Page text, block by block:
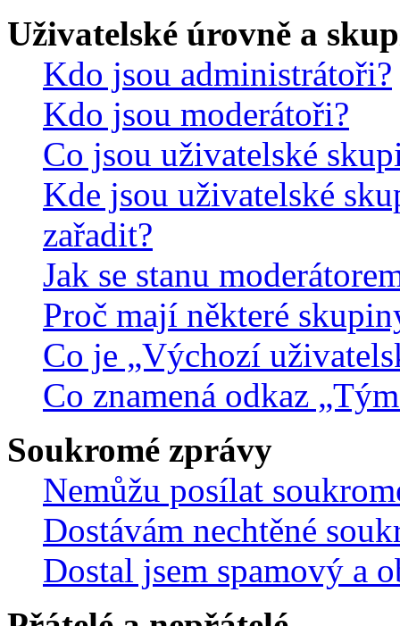
Uživatelské úrovně a
Kdo jsou administrátoři?
Kdo jsou moderátoři?
Co jsou uživatelské
Kde jsou uživatelské
zařadit?
Jak se stanu
Proč mají některé
Co je „Výchozí
Co znamená odkaz
Soukromé zprávy
Nemůžu posílat
Dostávám nechtěné
Dostal jsem spamový a